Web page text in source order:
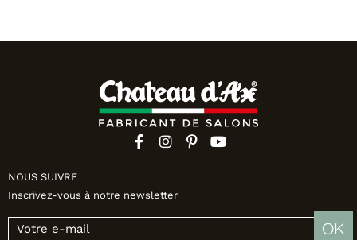
NOUS SUIVRE
Inscrivez-vous à notre newsletter
OK